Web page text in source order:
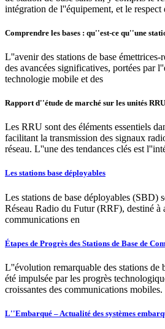
intégration de l''équipement, et le respect
Comprendre les bases : qu''est-ce qu''une
L''avenir des stations de base
des avancées significatives, portées par
technologie mobile et des
Rapport d''étude de marché sur les unités
Les RRU sont des éléments essentiels
facilitant la transmission des signaux
réseau. L''une des tendances clés est
Les stations base déployables
Les stations de base déployables (SBD)
Réseau Radio du Futur (RRF), destiné à
communications en
Étapes de Progrès des Stations de Base de
L''évolution remarquable des stations de
été impulsée par les progrès
croissantes des communications mobiles.
L''Embarqué – Actualité des systèmes